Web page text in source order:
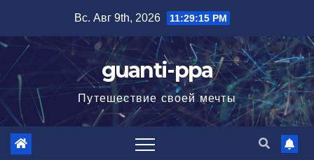
содержимому
Вс. Авг 9th, 2026 11:29:16 PM
guanti-ppa
Путешествие своей мечты